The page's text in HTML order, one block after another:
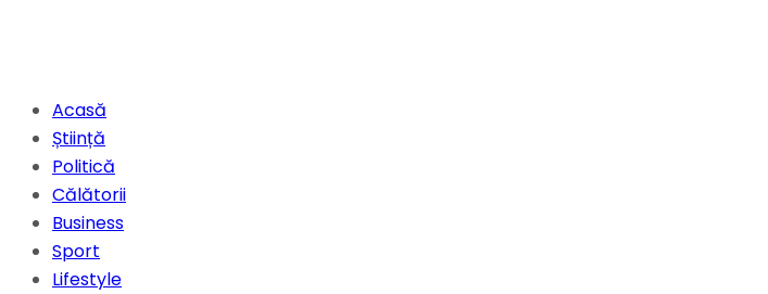
Acasă
Știință
Politică
Călătorii
Business
Sport
Lifestyle